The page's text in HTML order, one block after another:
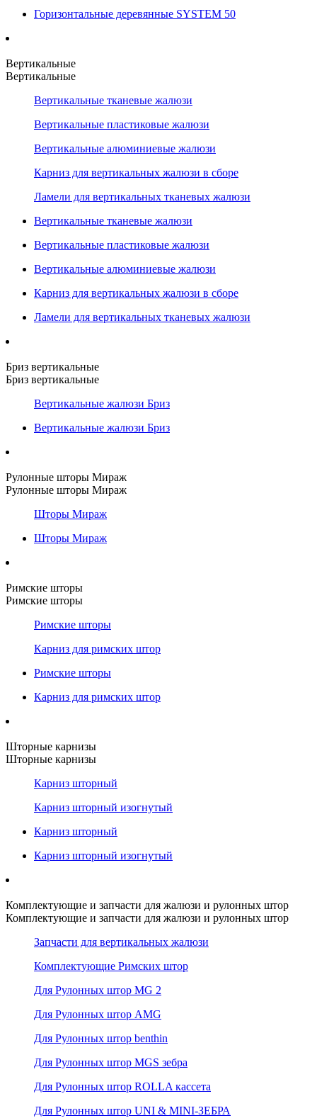
Горизонтальные деревянные SYSTEM 50
Вертикальные
Вертикальные
Вертикальные тканевые жалюзи
Вертикальные пластиковые жалюзи
Вертикальные алюминиевые жалюзи
Карниз для вертикальных жалюзи в сборе
Ламели для вертикальных тканевых жалюзи
Вертикальные тканевые жалюзи
Вертикальные пластиковые жалюзи
Вертикальные алюминиевые жалюзи
Карниз для вертикальных жалюзи в сборе
Ламели для вертикальных тканевых жалюзи
Бриз вертикальные
Бриз вертикальные
Вертикальные жалюзи Бриз
Вертикальные жалюзи Бриз
Рулонные шторы Мираж
Рулонные шторы Мираж
Шторы Мираж
Шторы Мираж
Римские шторы
Римские шторы
Римские шторы
Карниз для римских штор
Римские шторы
Карниз для римских штор
Шторные карнизы
Шторные карнизы
Карниз шторный
Карниз шторный изогнутый
Карниз шторный
Карниз шторный изогнутый
Комплектующие и запчасти для жалюзи и рулонных штор
Комплектующие и запчасти для жалюзи и рулонных штор
Запчасти для вертикальных жалюзи
Комплектующие Римских штор
Для Рулонных штор MG 2
Для Рулонных штор AMG
Для Рулонных штор benthin
Для Рулонных штор MGS зебра
Для Рулонных штор ROLLA кассета
Для Рулонных штор UNI & MINI-ЗЕБРА